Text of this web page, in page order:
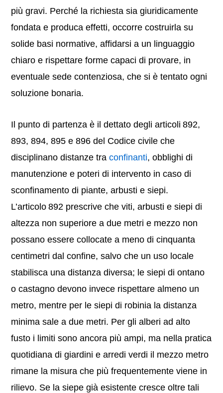
più gravi. Perché la richiesta sia giuridicamente
fondata e produca effetti, occorre costruirla su
solide basi normative, affidarsi a un linguaggio
chiaro e rispettare forme capaci di provare, in
eventuale sede contenziosa, che si è tentato ogni
soluzione bonaria.
Il punto di partenza è il dettato degli articoli 892,
893, 894, 895 e 896 del Codice civile che
disciplinano distanze traconfinanti, obblighi di
manutenzione e poteri di intervento in caso di
sconfinamento di piante, arbusti e siepi.
L’articolo 892 prescrive che viti, arbusti e siepi di
altezza non superiore a due metri e mezzo non
possano essere collocate a meno di cinquanta
centimetri dal confine, salvo che un uso locale
stabilisca una distanza diversa; le siepi di ontano
o castagno devono invece rispettare almeno un
metro, mentre per le siepi di robinia la distanza
minima sale a due metri. Per gli alberi ad alto
fusto i limiti sono ancora più ampi, ma nella pratica
quotidiana di giardini e arredi verdi il mezzo metro
rimane la misura che più frequentemente viene in
rilievo. Se la siepe già esistente cresce oltre tali